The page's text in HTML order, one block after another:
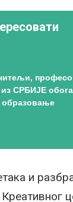
СРБИЈЕ
образовање
и